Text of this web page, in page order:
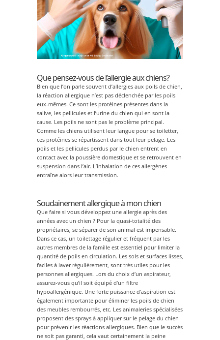
Que pensez-vous de l’allergie aux chiens?
Bien que l’on parle souvent d’allergies aux poils de chien,
la réaction allergique n’est pas déclenchée par les poils
eux-mêmes. Ce sont les protéines présentes dans la
salive, les pellicules et l’urine du chien qui en sont la
cause. Les poils ne sont pas le problème principal.
Comme les chiens utilisent leur langue pour se toiletter,
ces protéines se répartissent dans tout leur pelage. Les
poils et les pellicules perdus par le chien entrent en
contact avec la poussière domestique et se retrouvent en
suspension dans l’air. L’inhalation de ces allergènes
entraîne alors leur transmission.
Soudainement allergique à mon chien
Que faire si vous développez une allergie après des
années avec un chien ? Pour la quasi-totalité des
propriétaires, se séparer de son animal est impensable.
Dans ce cas, un toilettage régulier et fréquent par les
autres membres de la famille est essentiel pour limiter la
quantité de poils en circulation. Les sols et surfaces lisses,
faciles à laver régulièrement, sont très utiles pour les
personnes allergiques. Lors du choix d’un aspirateur,
assurez-vous qu’il soit équipé d’un filtre
hypoallergénique. Une forte puissance d’aspiration est
également importante pour éliminer les poils de chien
des meubles rembourrés, etc. Les animaleries spécialisées
proposent des sprays à appliquer sur le pelage du chien
pour prévenir les réactions allergiques. Bien que le succès
ne soit pas garanti, cela vaut certainement la peine